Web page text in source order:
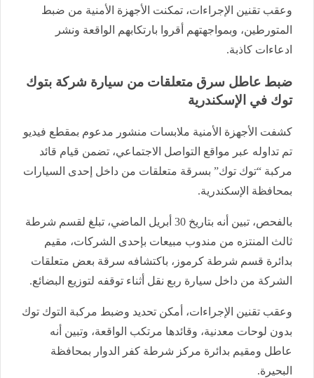
وعقب تقنين الإجراءات، تمكنت الأجهزة الأمنية من ضبط
المتورطين، وبمواجهتهم أقروا بارتكابهم الواقعة ونشر
ادعاءات كاذبة.
ضبط عاطل سرق متعلقات من سيارة شركة بتوك
توك في الإسكندرية
كشفت الأجهزة الأمنية ملابسات منشور مدعوم بمقطع فيديو
تم تداوله عبر مواقع التواصل الاجتماعي، تضمن قيام قائد
مركبة “توك توك” بسرقة متعلقات من داخل إحدى السيارات
بمحافظة الإسكندرية.
بالفحص، تبين أنه بتاريخ 30 أبريل الماضي، تبلغ لقسم شرطة
ثالث المنتزه من مندوب مبيعات بإحدى الشركات، مقيم
بدائرة قسم شرطة كرموز، باكتشافه سرقة بعض متعلقات
الشركة من داخل سيارة ربع نقل أثناء توقفه لتوزيع البضائع.
وعقب تقنين الإجراءات، أمكن تحديد وضبط مركبة التوك توك
بدون لوحات معدنية، وقائدها مرتكب الواقعة، وتبين أنه
عاطل ومقيم بدائرة مركز شرطة كفر الدوار بمحافظة
البحيرة.